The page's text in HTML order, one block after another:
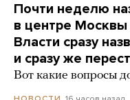
Почти неделю
в центре
Власти сразу
и сразу же
Вот какие вопросы